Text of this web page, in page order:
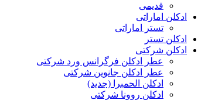
قدیمی
ادکلن اماراتی
تستر اماراتی
ادکلن تستر
ادکلن شرکتی
عطر ادکلن فرگرانس ورد شرکتی
عطر ادکلن جانوین شرکتی
ادکلن الحمبرا (جدید)
ادکلن روونا شرکتی